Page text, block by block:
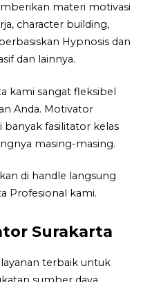
materi motivasi
character building,
Hypnosis dan
dan lainnya.
kami sangat fleksibel
Anda. Motivator
banyak fasilitator kelas
masing-masing.
di handle langsung
Profesional kami.
Surakarta
terbaik untuk